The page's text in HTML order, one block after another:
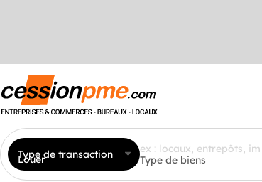
Type de transaction
Louer Type de biens